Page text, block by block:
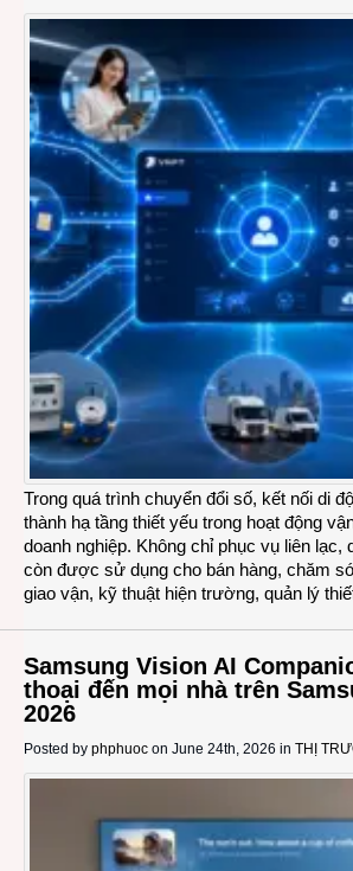
Trong quá trình chuyển đổi số, kết nối di
thành hạ tầng thiết yếu trong hoạt động
doanh nghiệp. Không chỉ phục vụ liên lạc,
còn được sử dụng cho bán hàng, chăm
giao vận, kỹ thuật hiện trường, quản lý
Samsung Vision AI
thoại đến mọi nhà trên
2026
Posted by phphuoc on June 24th, 2026 in THỊ